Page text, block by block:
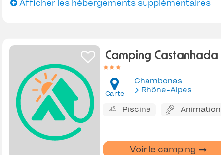
Afficher les hébergements supplémentaires
Camping Castanhada
Carte
Chambonas
Rhône-Alpes
Piscine
Voir le camping